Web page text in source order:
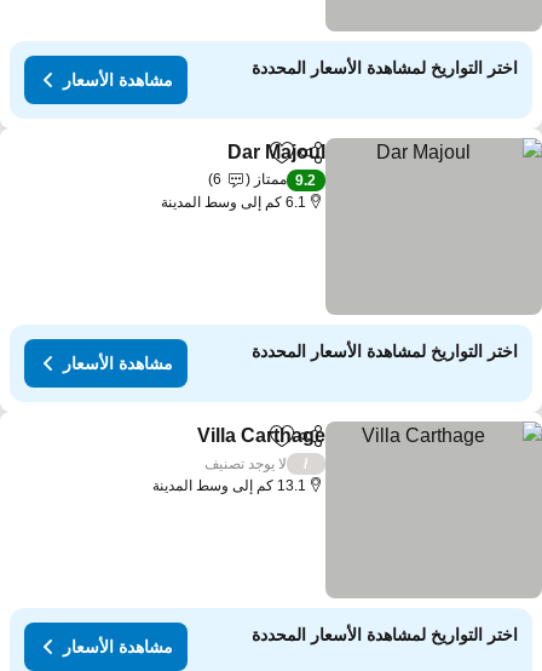
اختر التواريخ لمشاهدة الأسعار المحددة
مشاهدة الأسعار
مشاركةAdd to favorites
Dar Majoul
9.2 ممتاز
6
6.1 كم إلى وسط المدينة
اختر التواريخ لمشاهدة الأسعار المحددة
مشاهدة الأسعار
مشاركةAdd to favorites
Villa Carthage
لا يوجد تصنيف
13.1 كم إلى وسط المدينة
اختر التواريخ لمشاهدة الأسعار المحددة
مشاهدة الأسعار